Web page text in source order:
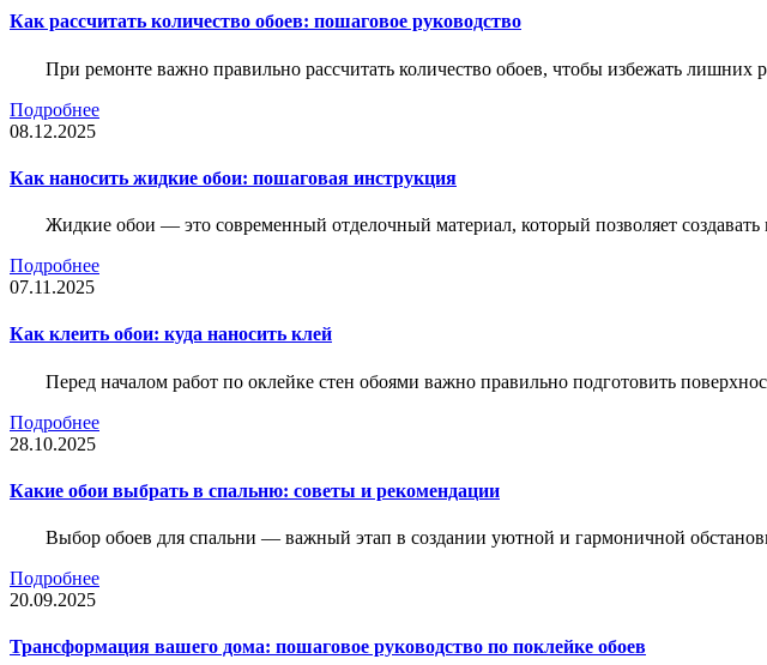
Как рассчитать количество обоев: пошаговое руководство
При ремонте важно правильно рассчитать количество обоев, чтобы избежать лишних
Подробнее
08.12.2025
Как наносить жидкие обои: пошаговая инструкция
Жидкие обои — это современный отделочный материал, который позволяет
Подробнее
07.11.2025
Как клеить обои: куда наносить клей
Перед началом работ по оклейке стен обоями важно правильно подготовить
Подробнее
28.10.2025
Какие обои выбрать в спальню: советы и рекомендации
Выбор обоев для спальни — важный этап в создании уютной и гармоничной
Подробнее
20.09.2025
Трансформация вашего дома: пошаговое руководство по поклейке обоев